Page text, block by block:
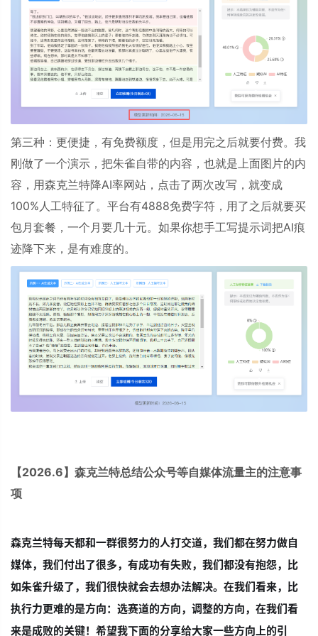
第三种：更便捷，有免费额度，但是用完之后就要付费。我
刚做了一个演示，把朱雀自带的内容，也就是上面图片的内
容， 用森克兰特降AI率网站，点击了两次改写，就变成
100%人工特征了。平台有4888免费字符，用了之后就要买
包月套餐，一个月要几十元。如果你想手工写提示词把AI痕
迹降下来，是有难度的。
【2026.6】森克兰特总结公众号等自媒体流量主的注意事
项
森克兰特每天都和一群很努力的人打交道，我们都在努力做自
媒体，我们付出了很多，有成功有失败，我们都没有抱怨，比
如朱雀升级了，我们很快就会去想办法解决。在我们看来，比
执行力更难的是方向：选赛道的方向，调整的方向，在我们看
来是成败的关键！希望我下面的分享给大家一些方向上的引